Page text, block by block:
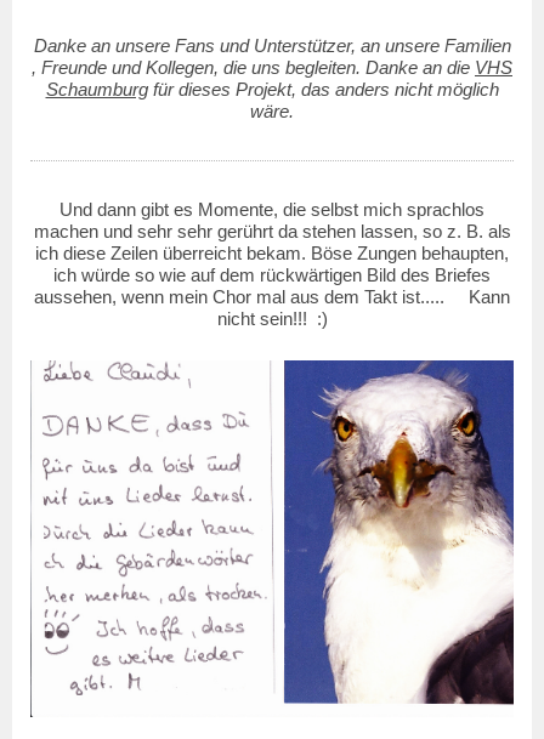
Danke an unsere Fans und Unterstützer, an unsere Familien
, Freunde und Kollegen, die uns begleiten. Danke an die VHS
Schaumburgfür dieses Projekt, das anders nicht möglich
wäre.
Und dann gibt es Momente, die selbst mich sprachlos
machen und sehr sehr gerührt da stehen lassen, so z. B. als
ich diese Zeilen überreicht bekam. Böse Zungen behaupten,
ich würde so wie auf dem rückwärtigen Bild des Briefes
aussehen, wenn mein Chor mal aus dem Takt ist..... Kann
nicht sein!!! :)